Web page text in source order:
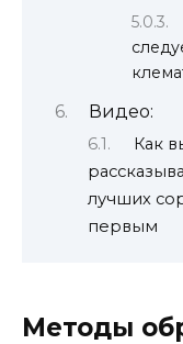
Видео:
Как
лучших
первым
Методы